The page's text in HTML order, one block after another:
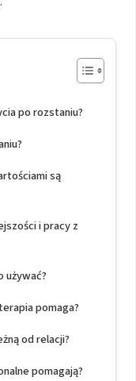
po rozstaniu?
są
i pracy z
używać?
pomaga?
od relacji?
pomagają?